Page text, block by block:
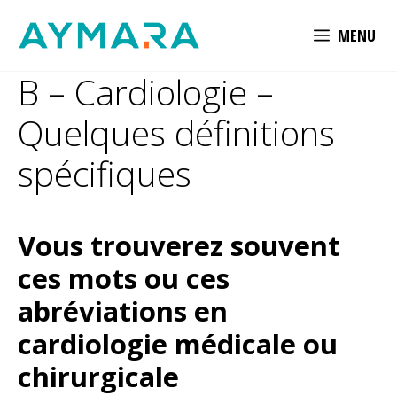
MENU
B – Cardiologie –
Quelques définitions
spécifiques
Vous trouverez souvent
ces mots ou ces
abréviations en
cardiologie médicale ou
chirurgicale